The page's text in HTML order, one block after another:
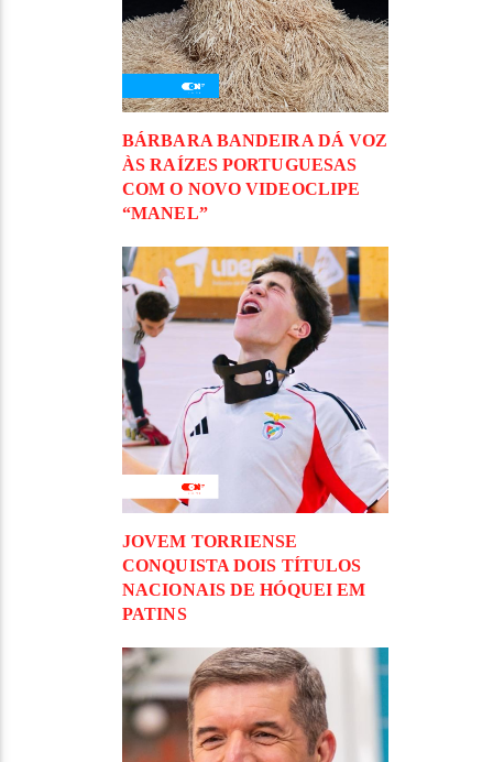
BÁRBARA BANDEIRA DÁ VOZ
ÀS RAÍZES PORTUGUESAS
COM O NOVO VIDEOCLIPE
“MANEL”
JOVEM TORRIENSE
CONQUISTA DOIS TÍTULOS
NACIONAIS DE HÓQUEI EM
PATINS